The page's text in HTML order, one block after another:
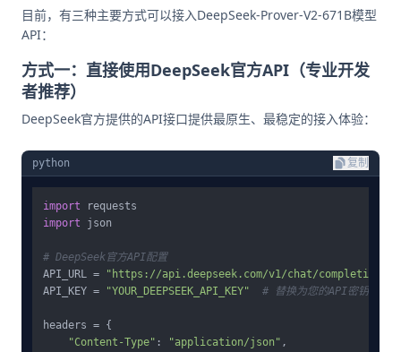
目前，有三种主要方式可以接入DeepSeek-Prover-V2-671B模型
API：
方式一：直接使用DeepSeek官方API（专业开发
者推荐）
DeepSeek官方提供的API接口提供最原生、最稳定的接入体验：
python 复制
import
import json
# DeepSeek官方API配置
API_URL =
"https://api.deepseek.com/v1/chat/completions"
API_KEY =
"YOUR_DEEPSEEK_API_KEY" # 替换为您的API密钥
headers = {
"Content-Type" : "application/json" ,